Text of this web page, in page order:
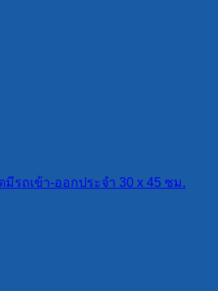
รถเข้า-ออกประจำ 30 x 45 ซม.